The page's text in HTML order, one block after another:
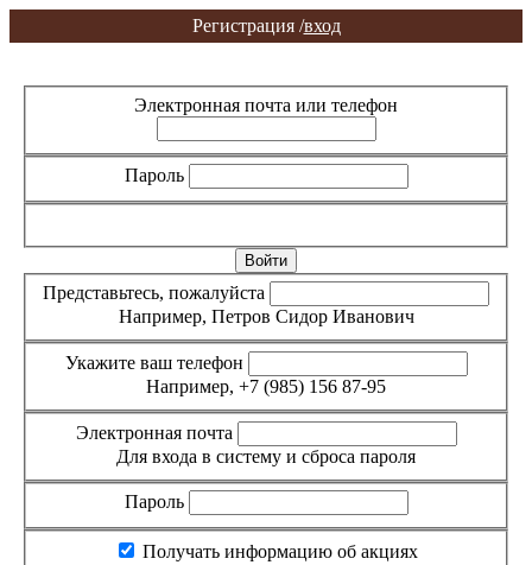
Регистрация /вход
Электронная почта или телефон
Пароль
Представьтесь, пожалуйста
Например, Петров Сидор Иванович
Укажите ваш телефон
Например, +7 (985) 156 87-95
Электронная почта
Для входа в систему и сброса пароля
Пароль
Получать информацию об акциях